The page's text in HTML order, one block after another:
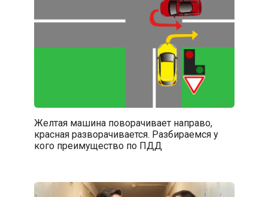
Желтая машина поворачивает направо,
красная разворачивается. Разбираемся у
кого преимущество по ПДД